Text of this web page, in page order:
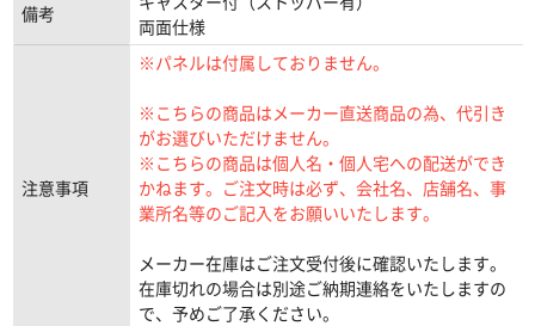
備考
両面仕様
注意事項
※パネルは付属しておりません。
※こちらの商品はメーカー直送商品の為、代引き
がお選びいただけません。
※こちらの商品は個人名・個人宅への配送ができ
かねます。ご注文時は必ず、会社名、店舗名、事
業所名等のご記入をお願いいたします。
メーカー在庫はご注文受付後に確認いたします。
在庫切れの場合は別途ご納期連絡をいたしますの
で、予めご了承ください。